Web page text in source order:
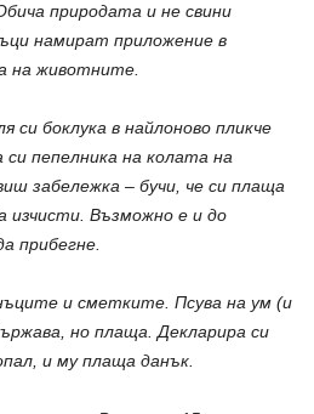
природата и не свини
намират приложение в
на животните.
си боклука в найлоново пликче
пепелника на колата на
забележка – бучи, че си плаща
изчисти. Възможно е и до
прибегне.
и сметките. Псува на ум (и
но плаща. Декларира си
и му плаща данък.